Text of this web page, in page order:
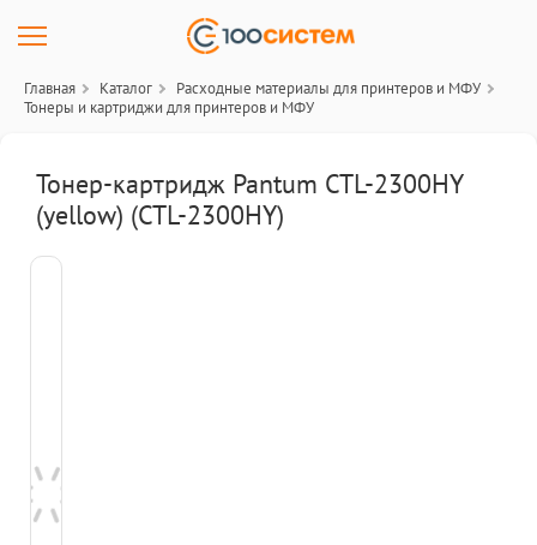
Главная Каталог
Расходные материалы для принтеров и МФУ
Тонеры и картриджи для принтеров и МФУ
Тонер-картридж Pantum CTL-2300HY
(yellow) (CTL-2300HY)